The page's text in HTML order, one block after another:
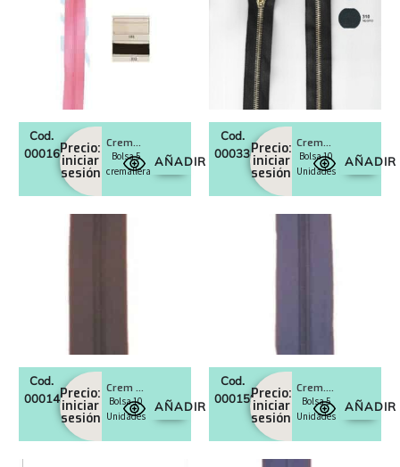
Cod.
0001659Precio:
iniciar
sesión
Cremalleras separador, malla 3
Bolsa 5
cremalleras
AÑADIR
Cod.
0003341Precio:
iniciar
sesión
Cremalleras Separador diente Metálico
Bolsa 10
Unidades
AÑADIR
Cod.
0001433Precio:
iniciar
sesión
Crem cerrada extra-fuerte m.5
Bolsa 10
Unidades
AÑADIR
Cod.
0001598Precio:
iniciar
sesión
Crem. separador diente nylon
Bolsa 5
Unidades
AÑADIR